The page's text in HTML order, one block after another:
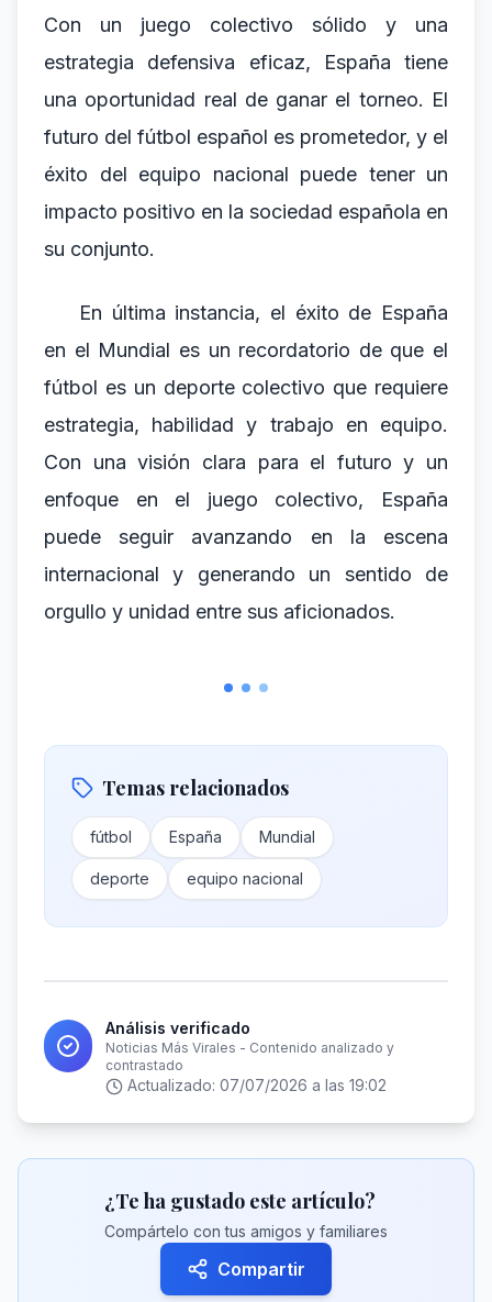
Con un juego colectivo sólido y una
estrategia defensiva eficaz, España tiene
una oportunidad real de ganar el torneo. El
futuro del fútbol español es prometedor, y el
éxito del equipo nacional puede tener un
impacto positivo en la sociedad española en
su conjunto.
En última instancia, el éxito de España
en el Mundial es un recordatorio de que el
fútbol es un deporte colectivo que requiere
estrategia, habilidad y trabajo en equipo.
Con una visión clara para el futuro y un
enfoque en el juego colectivo, España
puede seguir avanzando en la escena
internacional y generando un sentido de
orgullo y unidad entre sus aficionados.
Temas relacionados
fútbol España Mundial
deporte equipo nacional
Análisis verificado
Noticias Más Virales - Contenido analizado y
contrastado
Actualizado: 07/07/2026 a las 19:02
¿Te ha gustado este artículo?
Compártelo con tus amigos y familiares
Compartir